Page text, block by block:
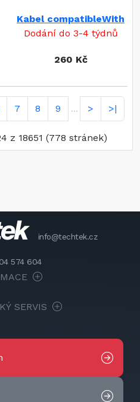
Kabel compatibleWith
Dodání do 3-4 týdnů
260 Kč
7 8 9 ... > >|
z 18651 (778 stránek)
info@techtek.cz
574 604
SERVIS